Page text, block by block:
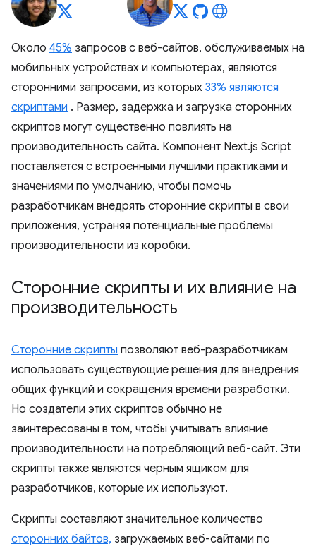
Около 45% запросов с веб-сайтов, обслуживаемых на
мобильных устройствах и компьютерах, являются
сторонними запросами, из которых 33% являются
скриптами . Размер, задержка и загрузка сторонних
скриптов могут существенно повлиять на
производительность сайта. Компонент Next.js Script
поставляется с встроенными лучшими практиками и
значениями по умолчанию, чтобы помочь
разработчикам внедрять сторонние скрипты в свои
приложения, устраняя потенциальные проблемы
производительности из коробки.
Сторонние скрипты и их влияние на
производительность
Сторонние скрипты позволяют веб-разработчикам
использовать существующие решения для внедрения
общих функций и сокращения времени разработки.
Но создатели этих скриптов обычно не
заинтересованы в том, чтобы учитывать влияние
производительности на потребляющий веб-сайт. Эти
скрипты также являются черным ящиком для
разработчиков, которые их используют.
Скрипты составляют значительное количество
сторонних байтов, загружаемых веб-сайтами по